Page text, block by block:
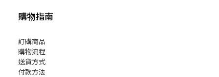
購物指南
訂購商品
購物流程
送貨方式
付款方法